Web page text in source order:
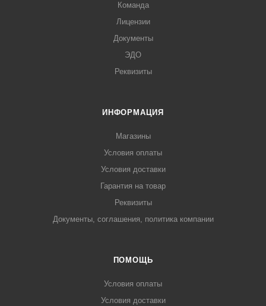
Команда
Лицензии
Документы
ЭДО
Реквизиты
ИНФОРМАЦИЯ
Магазины
Условия оплаты
Условия доставки
Гарантия на товар
Реквизиты
Документы, соглашения, политика компании
ПОМОЩЬ
Условия оплаты
Условия доставки